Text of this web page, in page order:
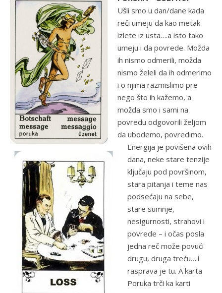
Ušli smo u dan/dane kada
reči umeju da kao metak
izlete iz usta….a isto tako
umeju i da povrede. Možda
ih nismo odmerili, možda
nismo želeli da ih odmerimo
i o njima razmislimo pre
nego što ih kažemo, a
možda smo i sami na
povredu odgovorili željom
da ubodemo, povredimo.
Energija je povišena ovih
dana, neke stare tenzije
ključaju pod površinom,
stara pitanja i teme nas
podsećaju na sebe,
stare sumnje,
nesigurnosti, strahovi i
povrede – i očas posla
jedna reč može povući
drugu, druga treću….i
rasprava je tu. A karta
Poruka trči ka karti